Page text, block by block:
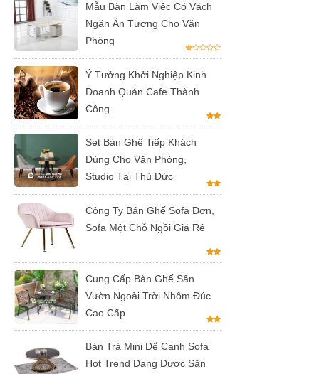
các mẫu
chân bàn
cafe, chân
bàn decor,
chân bàn
bàn ăn hot
trend 2023
Ghế decor
trong suốt,
trong suốt
Ghế Eames
chân gỗ bọc
vải bố xanh
Mẫu Bàn Làm Việc Có Vách
Ngăn Ấn Tượng Cho Văn
Phòng
Ý Tưởng Khởi Nghiệp Kinh
Doanh Quán Cafe Thành
Công
Set Bàn Ghế Tiếp Khách
Dùng Cho Văn Phòng,
Studio Tại Thủ Đức
Công Ty Bán Ghế Sofa Đơn,
Sofa Một Chỗ Ngồi Giá Rẻ
Cung Cấp Bàn Ghế Sân
Vườn Ngoài Trời Nhôm Đúc
Cao Cấp
Bàn Trà Mini Để Cạnh Sofa
Hot Trend Đang Được Săn